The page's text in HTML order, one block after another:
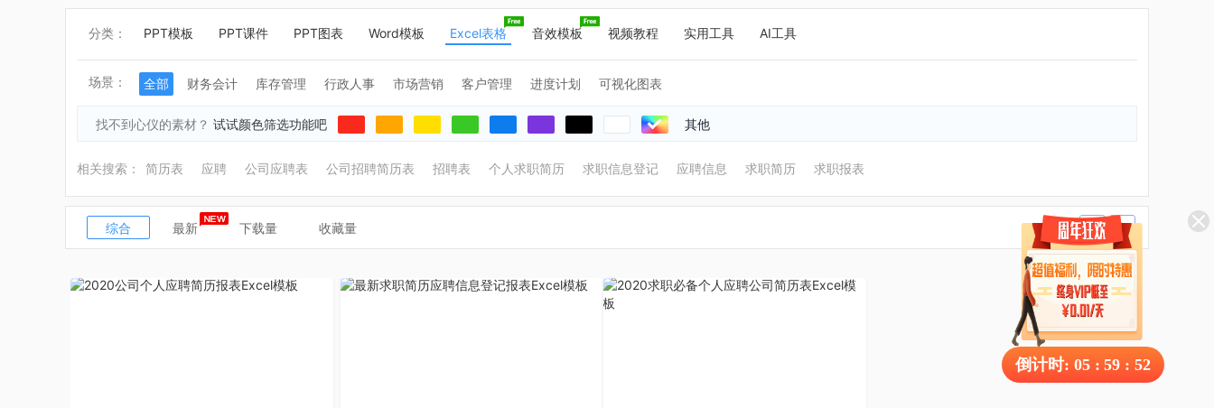
分类： PPT模板 PPT课件 PPT图表 Word模板 Excel表格 音效模板 视频教程 实用工具 AI工具
场景： 全部 财务会计 库存管理 行政人事 市场营销 客户管理 进度计划 可视化图表
找不到心仪的素材？ 试试颜色筛选功能吧 其他
相关搜索： 简历表 应聘 公司应聘表 公司招聘简历表 招聘表 个人求职简历 求职信息登记 应聘信息 求职简历 求职报表
综合 最新 下载量 收藏量 1
倒计时: 05 : 59 : 52